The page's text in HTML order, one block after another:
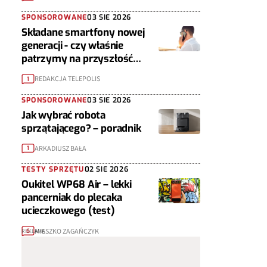
SPONSOROWANE03 SIE 2026
Składane smartfony nowej
generacji - czy właśnie
patrzymy na przyszłość
urządzeń mobilnych?
1 REDAKCJA TELEPOLIS
SPONSOROWANE03 SIE 2026
Jak wybrać robota
sprzątającego? – poradnik
1 ARKADIUSZ BAŁA
TESTY SPRZĘTU02 SIE 2026
Oukitel WP68 Air – lekki
pancerniak do plecaka
ucieczkowego (test)
6 MIESZKO ZAGAŃCZYK